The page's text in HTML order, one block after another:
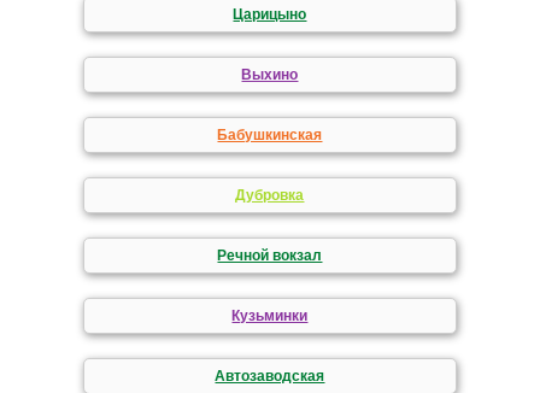
Царицыно
Выхино
Бабушкинская
Дубровка
Речной вокзал
Кузьминки
Автозаводская